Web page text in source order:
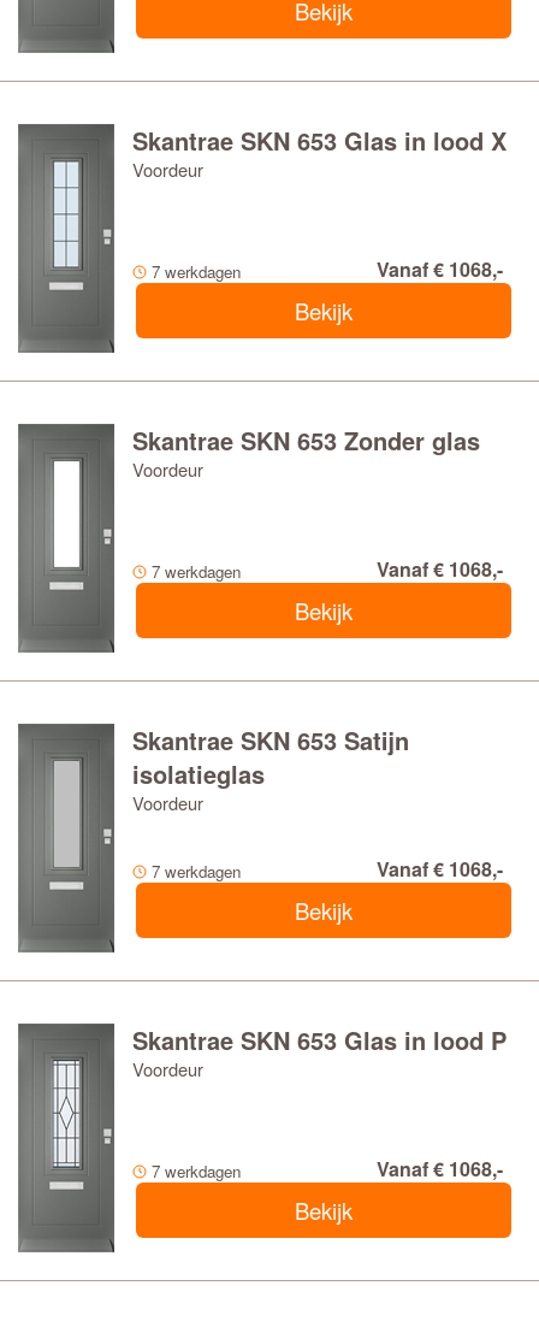
Bekijk
Skantrae SKN 653 Glas in lood X
Voordeur
7 werkdagen Vanaf € 1068,-
Bekijk
Skantrae SKN 653 Zonder glas
Voordeur
7 werkdagen Vanaf € 1068,-
Bekijk
Skantrae SKN 653 Satijn
isolatieglas
Voordeur
7 werkdagen Vanaf € 1068,-
Bekijk
Skantrae SKN 653 Glas in lood P
Voordeur
7 werkdagen Vanaf € 1068,-
Bekijk